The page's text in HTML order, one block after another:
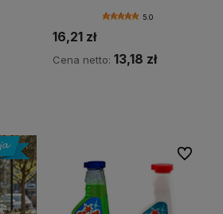
5.0
16,21 zł
Cena netto: 13,18 zł
Do